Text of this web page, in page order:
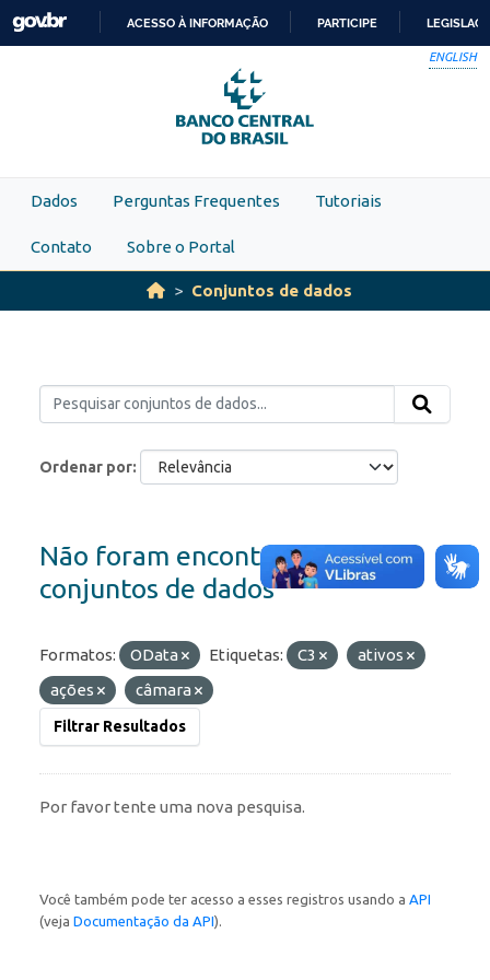
Skip to main content
PARA
O
CONTEÚDO
ACESSO À INFORMAÇÃO PARTICIPE
ENGLISH
Dados Perguntas Frequentes Tutoriais
Contato Sobre o Portal
Conjuntos de dados
Ordenar por
Não foram encontrados
conjuntos de dados
Formatos: OData Etiquetas: C3
ativos
ações
câmara
Filtrar Resultados
Por favor tente uma nova pesquisa.
Você também pode ter acesso a esses registros usando a API
(veja Documentação da API).